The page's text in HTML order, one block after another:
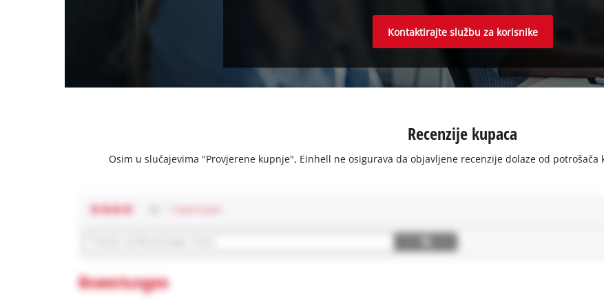
Kontaktirajte službu za korisnike
Recenzije kupaca
Osim u slučajevima "Provjerene kupnje", Einhell ne osigurava da objavljene recenzije dolaze od